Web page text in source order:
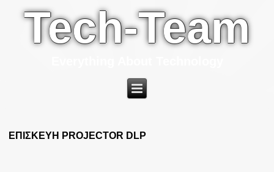
Tech-Team
ΕΠΙΣΚΕΥΗ PROJECTOR DLP